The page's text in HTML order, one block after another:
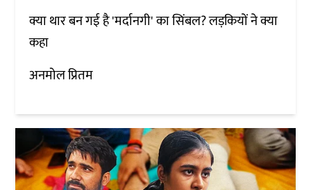
क्या थार बन गई है 'मर्दानगी' का सिंबल? लड़कियों ने क्या
कहा
अनमोल प्रितम